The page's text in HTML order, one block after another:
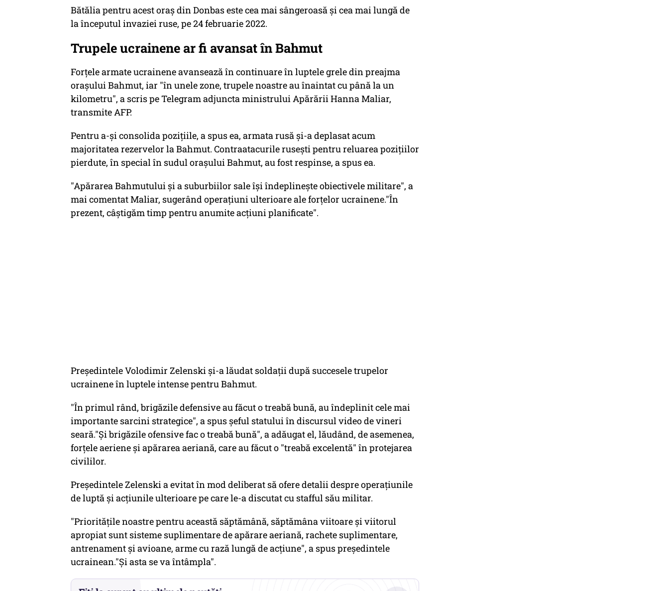
Bătălia pentru acest oraş din Donbas este cea mai sângeroasă şi cea mai lungă de
la începutul invaziei ruse, pe 24 februarie 2022.
Trupele ucrainene ar fi avansat în Bahmut
Forţele armate ucrainene avansează în continuare în luptele grele din preajma
oraşului Bahmut, iar "în unele zone, trupele noastre au înaintat cu până la un
kilometru", a scris pe Telegram adjuncta ministrului Apărării Hanna Maliar,
transmite AFP.
Pentru a-şi consolida poziţiile, a spus ea, armata rusă şi-a deplasat acum
majoritatea rezervelor la Bahmut. Contraatacurile ruseşti pentru reluarea poziţiilor
pierdute, în special în sudul oraşului Bahmut, au fost respinse, a spus ea.
"Apărarea Bahmutului şi a suburbiilor sale îşi îndeplineşte obiectivele militare", a
mai comentat Maliar, sugerând operaţiuni ulterioare ale forţelor ucrainene."În
prezent, câştigăm timp pentru anumite acţiuni planificate".
Preşedintele Volodimir Zelenski şi-a lăudat soldaţii după succesele trupelor
ucrainene în luptele intense pentru Bahmut.
"În primul rând, brigăzile defensive au făcut o treabă bună, au îndeplinit cele mai
importante sarcini strategice", a spus şeful statului în discursul video de vineri
seară."Şi brigăzile ofensive fac o treabă bună", a adăugat el, lăudând, de asemenea,
forţele aeriene şi apărarea aeriană, care au făcut o "treabă excelentă" în protejarea
civililor.
Preşedintele Zelenski a evitat în mod deliberat să ofere detalii despre operaţiunile
de luptă şi acţiunile ulterioare pe care le-a discutat cu stafful său militar.
"Priorităţile noastre pentru această săptămână, săptămâna viitoare şi viitorul
apropiat sunt sisteme suplimentare de apărare aeriană, rachete suplimentare,
antrenament şi avioane, arme cu rază lungă de acţiune", a spus preşedintele
ucrainean."Şi asta se va întâmpla".